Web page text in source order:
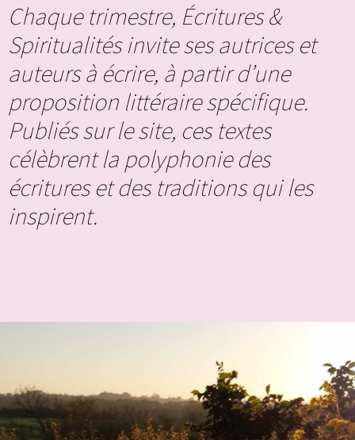
Chaque trimestre, Écritures &
Spiritualités invite ses autrices et
auteurs à écrire, à partir d’une
proposition littéraire spécifique.
Publiés sur le site, ces textes
célèbrent la polyphonie des
écritures et des traditions qui les
inspirent.